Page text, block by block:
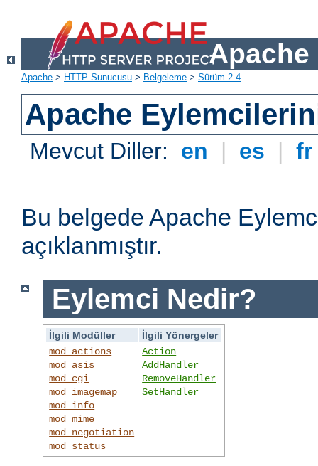
Apache
Apache > HTTP Sunucusu > Belgeleme > Sürüm 2.4
Apache
Mevcut Diller: en | es |
Bu belgede Apache
açıklanmıştır.
Eylemci Nedir?
İlgili Modüller
İlgili Yönergeler
mod_actions
mod_asis
mod_cgi
mod_imagemap
mod_info
mod_mime
mod_negotiation
mod_status
Action
AddHandler
RemoveHandler
SetHandler